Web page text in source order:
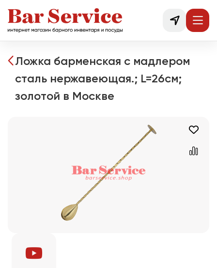
Ложка барменская с мадлером
сталь нержавеющая.; L=26см;
золотой в Москве